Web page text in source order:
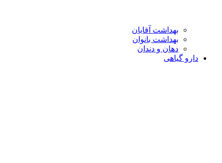
بهداشت آقایان
بهداشت بانوان
دهان و دندان
دارو گیاهی